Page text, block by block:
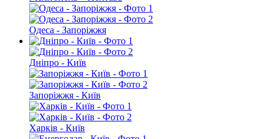
Одеса - Запоріжжя
Дніпро - Київ
Запоріжжя - Київ
Харків - Київ